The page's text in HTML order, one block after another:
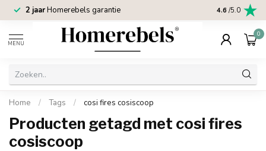
2 jaarHomerebels garantie 4.6 /5.0
MENU
0
Home / Tags / cosi fires cosiscoop
Producten getagd met cosi fires
cosiscoop